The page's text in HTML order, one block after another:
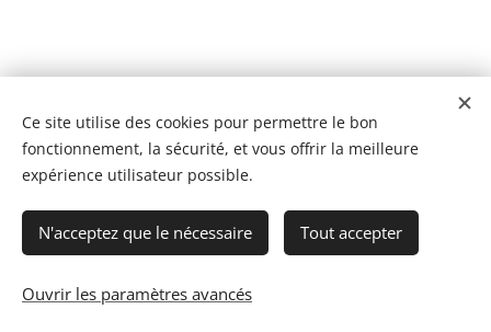
© 2023 Les recettes d'Henri-Luc. Tous droits réservés.
Ce site utilise des cookies pour permettre le bon
fonctionnement, la sécurité, et vous offrir la meilleure
expérience utilisateur possible.
N'acceptez que le nécessaire Tout accepter
Ouvrir les paramètres avancés